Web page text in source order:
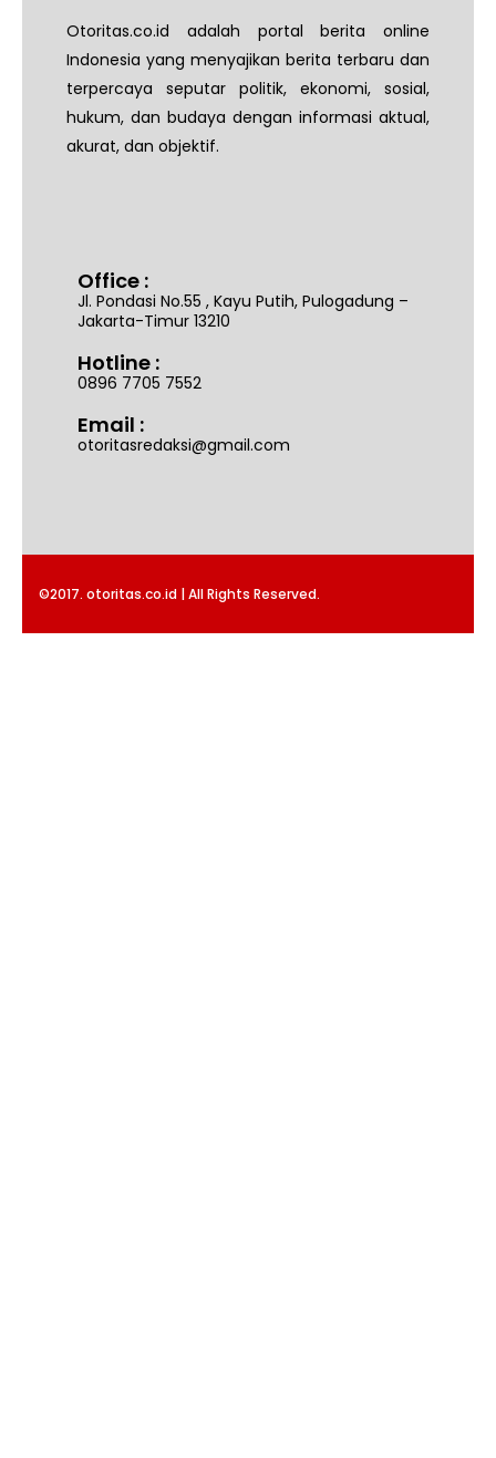
Otoritas.co.id adalah portal berita online
Indonesia yang menyajikan berita terbaru dan
terpercaya seputar politik, ekonomi, sosial,
hukum, dan budaya dengan informasi aktual,
akurat, dan objektif.
Office :
Jl. Pondasi No.55 , Kayu Putih, Pulogadung –
Jakarta-Timur 13210
Hotline :
0896 7705 7552
Email :
otoritasredaksi@gmail.com
©2017. otoritas.co.id | All Rights Reserved.